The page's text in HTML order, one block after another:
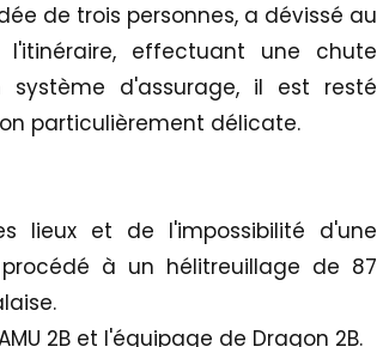
de trois personnes, a dévissé au
effectuant une chute
d'assurage, il est resté
particulièrement délicate.
lieux et de l'impossibilité d'une
à un hélitreuillage de 87
2B et l'équipage de Dragon 2B.